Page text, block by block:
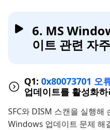
6. MS
이트 관련 자
Q1: 0x80073701 오
업데이트를 활성화
SFC와 DISM 스캔을 실행해
Windows 업데이트 문제 해